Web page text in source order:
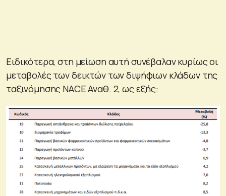
Ειδικότερα, στη μείωση αυτή συνέβαλαν κυρίως οι
μεταβολές των δεικτών των διψήφιων κλάδων της
ταξινόμησης NACE Αναθ. 2, ως εξής: